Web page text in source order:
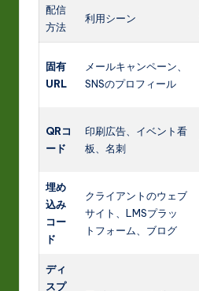
配信
方法
利用シーン
固有
URL
メールキャンペーン、
SNSのプロフィール
QRコ
ード
印刷広告、イベント看
板、名刺
埋め
込み
コー
ド
クライアントのウェブ
サイト、LMSプラッ
トフォーム、ブログ
ディ
スプ